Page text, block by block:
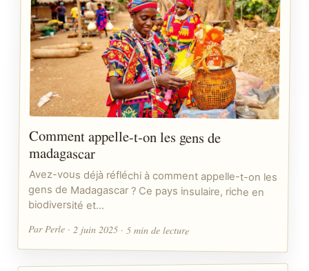
Comment appelle-t-on les gens de
madagascar
Avez-vous déjà réfléchi à comment appelle-t-on les
gens de Madagascar ? Ce pays insulaire, riche en
biodiversité et…
Par Perle · 2 juin 2025 · 5 min de lecture